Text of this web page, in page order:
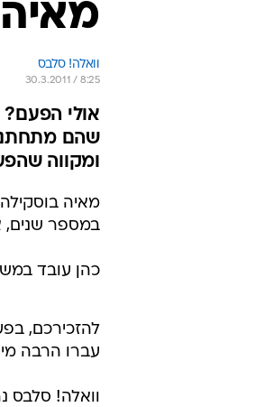
וואלה! סלבס
30.3.2011 / 8:25
אולי
ומקווה
במספר שנים,
כהן עובד
להזכירכם,
עברו הרבה
וואלה! סלבס